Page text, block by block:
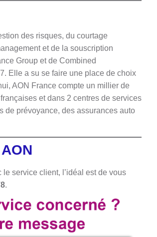
des risques, du courtage
et de la souscription
Group et de Combined
Elle a su se faire une place de choix
AON France compte un millier de
et dans 2 centres de services
de prévoyance, des assurances auto
service client, l’idéal est de vous
.